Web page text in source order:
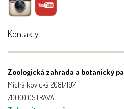
Kontakty
Zoologická zahrada a botanický
Michálkovická 2081/197
710 00 OSTRAVA